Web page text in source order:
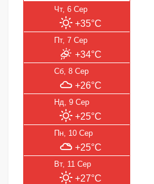
Чт, 6 Сер
+35°C
Пт, 7 Сер
+34°C
Сб, 8 Сер
+26°C
Нд, 9 Сер
+25°C
Пн, 10 Сер
+25°C
Вт, 11 Сер
+27°C